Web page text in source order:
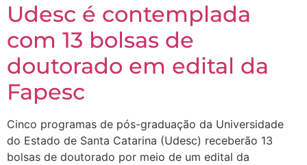
Udesc é contemplada
com 13 bolsas de
doutorado em edital da
Fapesc
Cinco programas de pós-graduação da Universidade
do Estado de Santa Catarina (Udesc) receberão 13
bolsas de doutorado por meio de um edital da